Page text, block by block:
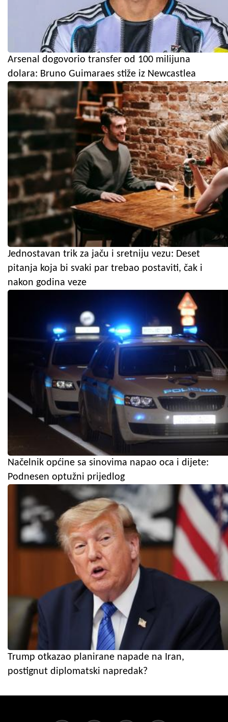
Arsenal dogovorio transfer od 100 milijuna
dolara: Bruno Guimaraes stiže iz Newcastlea
Jednostavan trik za jaču i sretniju vezu: Deset
pitanja koja bi svaki par trebao postaviti, čak i
nakon godina veze
Načelnik općine sa sinovima napao oca i dijete:
Podnesen optužni prijedlog
Trump otkazao planirane napade na Iran,
postignut diplomatski napredak?